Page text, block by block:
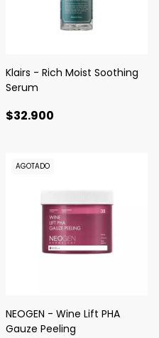
Klairs - Rich Moist Soothing
Serum
$32.900
AGOTADO
NEOGEN - Wine Lift PHA
Gauze Peeling